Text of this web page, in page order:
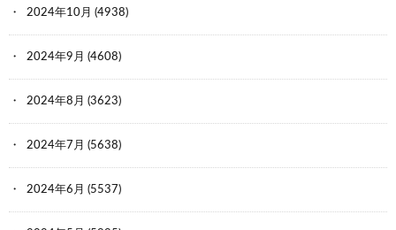
2024年10月 (4938)
2024年9月 (4608)
2024年8月 (3623)
2024年7月 (5638)
2024年6月 (5537)